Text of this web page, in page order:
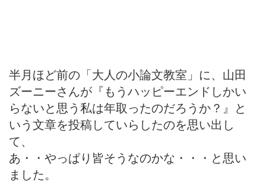
半月ほど前の「大人の小論文教室」に、山田
ズーニーさんが『もうハッピーエンドしかい
らないと思う私は年取ったのだろうか？』と
いう文章を投稿していらしたのを思い出し
て、
あ・・やっぱり皆そうなのかな・・・と思い
ました。